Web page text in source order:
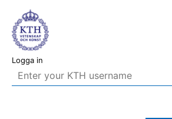
Logga in